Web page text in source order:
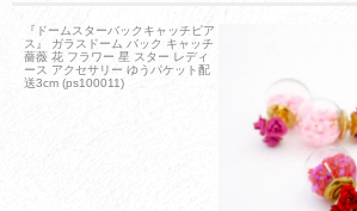
『ドームスターバックキャッチピア
ス』 ガラスドーム バック キャッチ
薔薇 花 フラワー 星 スター レディ
ース アクセサリー ゆうパケット配
送3cm (ps100011)